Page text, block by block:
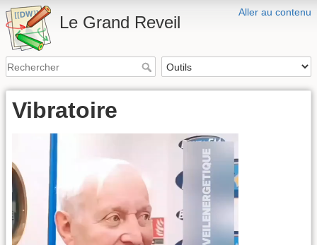
Aller au contenu
Le Grand Reveil
Vibratoire